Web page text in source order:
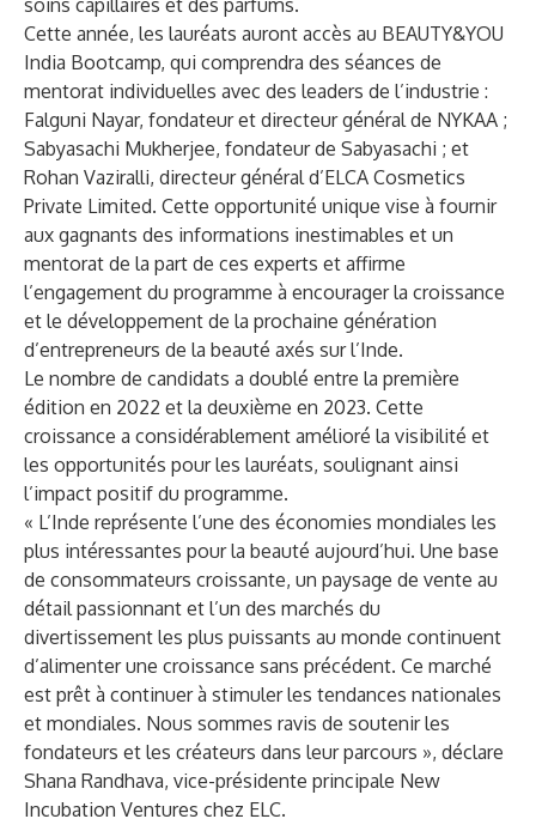
soins capillaires et des parfums.
Cette année, les lauréats auront accès au BEAUTY&YOU
India Bootcamp, qui comprendra des séances de
mentorat individuelles avec des leaders de l’industrie :
Falguni Nayar, fondateur et directeur général de NYKAA ;
Sabyasachi Mukherjee, fondateur de Sabyasachi ; et
Rohan Vaziralli, directeur général d’ELCA Cosmetics
Private Limited. Cette opportunité unique vise à fournir
aux gagnants des informations inestimables et un
mentorat de la part de ces experts et affirme
l’engagement du programme à encourager la croissance
et le développement de la prochaine génération
d’entrepreneurs de la beauté axés sur l’Inde.
Le nombre de candidats a doublé entre la première
édition en 2022 et la deuxième en 2023. Cette
croissance a considérablement amélioré la visibilité et
les opportunités pour les lauréats, soulignant ainsi
l’impact positif du programme.
« L’Inde représente l’une des économies mondiales les
plus intéressantes pour la beauté aujourd’hui. Une base
de consommateurs croissante, un paysage de vente au
détail passionnant et l’un des marchés du
divertissement les plus puissants au monde continuent
d’alimenter une croissance sans précédent. Ce marché
est prêt à continuer à stimuler les tendances nationales
et mondiales. Nous sommes ravis de soutenir les
fondateurs et les créateurs dans leur parcours », déclare
Shana Randhava, vice-présidente principale New
Incubation Ventures chez ELC.